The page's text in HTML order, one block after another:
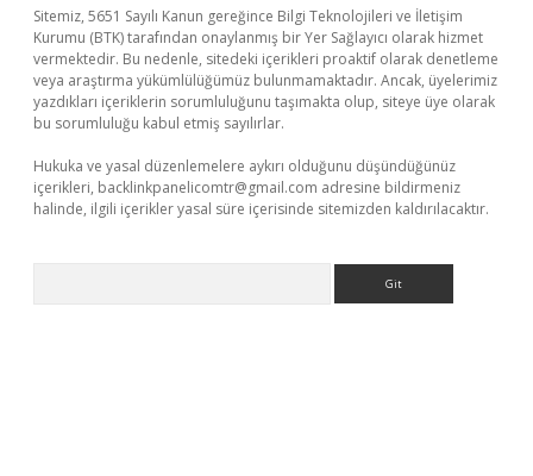
Sitemiz, 5651 Sayılı Kanun gereğince Bilgi Teknolojileri ve İletişim
Kurumu (BTK) tarafından onaylanmış bir Yer Sağlayıcı olarak hizmet
vermektedir. Bu nedenle, sitedeki içerikleri proaktif olarak denetleme
veya araştırma yükümlülüğümüz bulunmamaktadır. Ancak, üyelerimiz
yazdıkları içeriklerin sorumluluğunu taşımakta olup, siteye üye olarak
bu sorumluluğu kabul etmiş sayılırlar.
Hukuka ve yasal düzenlemelere aykırı olduğunu düşündüğünüz
içerikleri, backlinkpanelicomtr@gmail.com adresine bildirmeniz
halinde, ilgili içerikler yasal süre içerisinde sitemizden kaldırılacaktır.